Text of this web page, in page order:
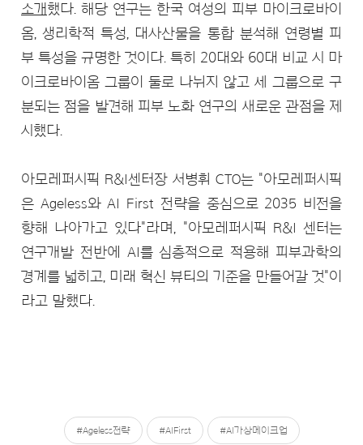
소개했다. 해당 연구는 한국 여성의 피부 마이크로바이
옴, 생리학적 특성, 대사산물을 통합 분석해 연령별 피
부 특성을 규명한 것이다. 특히 20대와 60대 비교 시 마
이크로바이옴 그룹이 둘로 나뉘지 않고 세 그룹으로 구
분되는 점을 발견해 피부 노화 연구의 새로운 관점을 제
시했다.
아모레퍼시픽 R&I센터장 서병휘 CTO는 "아모레퍼시픽
은 Ageless와 AI First 전략을 중심으로 2035 비전을
향해 나아가고 있다"라며, "아모레퍼시픽 R&I 센터는
연구개발 전반에 AI를 심층적으로 적용해 피부과학의
경계를 넓히고, 미래 혁신 뷰티의 기준을 만들어갈 것"이
라고 말했다.
#Ageless전략 #AIFirst #AI가상메이크업